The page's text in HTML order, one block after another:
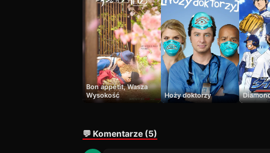
Bon appétit, Wasza
Wysokość
Hoży doktorzy
💬 Komentarze (5)